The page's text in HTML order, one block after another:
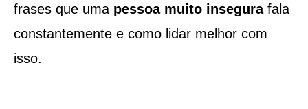
frases que uma pessoa muito insegurafala
constantemente e como lidar melhor com
isso.